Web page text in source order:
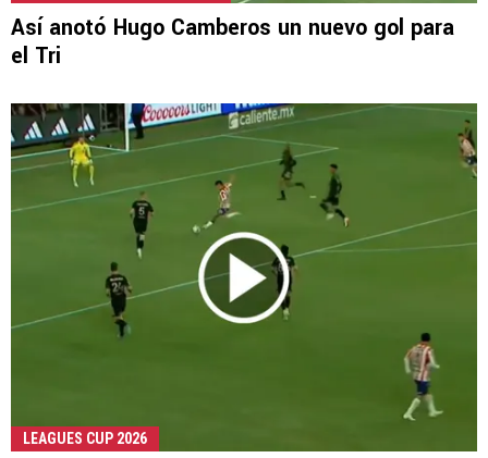
Así anotó Hugo Camberos un nuevo gol para
el Tri
LEAGUES CUP 2026